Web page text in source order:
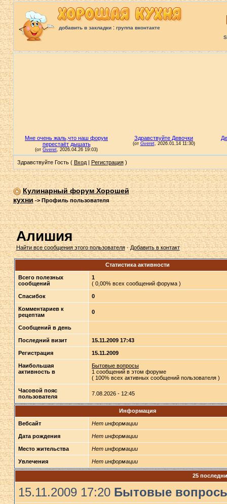
добавить в закладки: группа вконтакте
Здравствуйте Гость ( Вход| Регистрация)
Кулинарный форум Хорошей
кухни->Профиль пользователя
Алишия
Найти все сообщения этого пользователя·Добавить в контакт
Статистика активности
Всего полезных
сообщений
1
( 0,00% всех сообщений форума )
Спасибок 0
Комментариев к
рецептам
0
Сообщений в день
Последний визит 15.11.2009 17:43
Регистрация 15.11.2009
Наибольшая
активность в
Бытовые вопросы
1 сообщений в этом форуме
( 100% всех активных сообщений пользователя )
Часовой пояс
пользователя
7.08.2026 - 12:45
Информация
Вебсайт Нет информации
Дата рождения Нет информации
Место жительства Нет информации
Увлечения Нет информации
25
15.11.2009 17:20 Бытовые